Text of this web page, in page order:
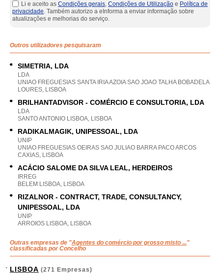
Li e aceito as Condições gerais, Condições de Utilização e Política de
privacidade. Também autorizo a eInforma a enviar informação sobre
atualizações e melhorias do serviço.
Outros utilizadores pesquisaram
SIMETRIA, LDA
LDA
UNIAO FREGUESIAS SANTA IRIA AZOIA SAO JOAO TALHA BOBADELA
LOURES, LISBOA
BRILHANTADVISOR - COMÉRCIO E CONSULTORIA, LDA
LDA
SANTO ANTONIO LISBOA, LISBOA
RADIKALMAGIK, UNIPESSOAL, LDA
UNIP
UNIAO FREGUESIAS OEIRAS SAO JULIAO BARRA PACO ARCOS
CAXIAS, LISBOA
ACÁCIO SALOME DA SILVA LEAL, HERDEIROS
IRREG
BELEM LISBOA, LISBOA
RIZALNOR - CONTRACT, TRADE, CONSULTANCY,
UNIPESSOAL, LDA
UNIP
ARROIOS LISBOA, LISBOA
Outras empresas de "Agentes do comércio por grosso misto ..."
classificadas por Concelho
LISBOA (271 Empresas)